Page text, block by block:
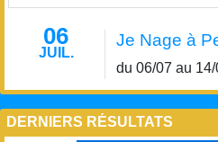
06
JUIL.
Je Nage à
du 06/07 au 14/
DERNIERS RÉSULTATS